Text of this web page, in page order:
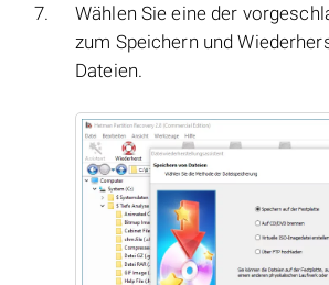
Wählen Sie eine der
zum Speichern und
Dateien.